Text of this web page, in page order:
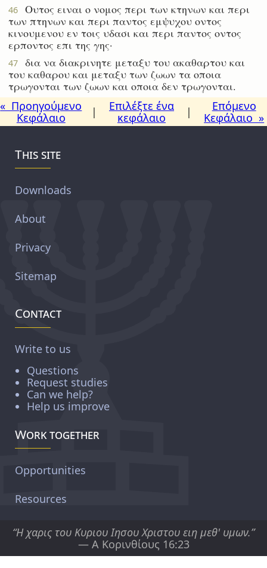
46
Ουτος ειναι ο νομος περι των κτηνων και περι
των πτηνων και περι παντος εμψυχου οντος
κινουμενου εν τοις υδασι και περι παντος οντος
ερποντος επι της γης·
47
δια να διακρινητε μεταξυ του ακαθαρτου και
του καθαρου και μεταξυ των ζωων τα οποια
τρωγονται των ζωων και οποια δεν τρωγονται.
« Προηγούμενο
Κεφάλαιο
|
Επιλέξτε ένα
κεφάλαιο
|
Επόμενο
Κεφάλαιο »
This site
Downloads
About
Privacy
Sitemap
Contact
Write to us
Questions
Request studies
Can we help?
Help us improve
Work together
Opportunities
Resources
“Η χαρις του Κυριου Ιησου Χριστου ειη μεθ' υμων.”
— Α Κορινθίους 16:23